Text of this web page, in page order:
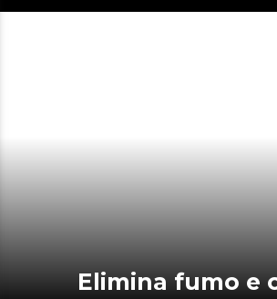
Elimina fumo e